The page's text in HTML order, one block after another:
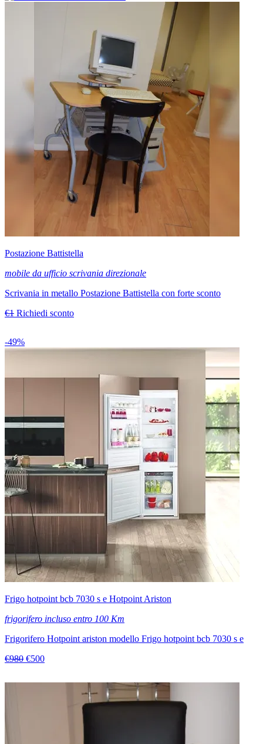
Postazione Battistella
mobile da ufficio scrivania direzionale
Scrivania in metallo Postazione Battistella con forte sconto
€1 Richiedi sconto
-49%
Frigo hotpoint bcb 7030 s e Hotpoint Ariston
frigorifero incluso entro 100 Km
Frigorifero Hotpoint ariston modello Frigo hotpoint bcb 7030 s e
€980 €500